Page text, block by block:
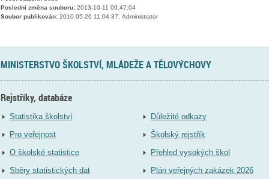
Poslední změna souboru:2013-10-11 09:47:04
Soubor publikován:2010-05-26 11:04:37, Administrator
MINISTERSTVO ŠKOLSTVÍ, MLÁDEŽE A TĚLOVÝCHOVY
Rejstříky, databáze
Statistika školství
Pro veřejnost
O školské statistice
Sběry statistických dat
Důležité odkazy
Školský rejstřík
Přehled vysokých škol
Plán veřejných zakázek 2026